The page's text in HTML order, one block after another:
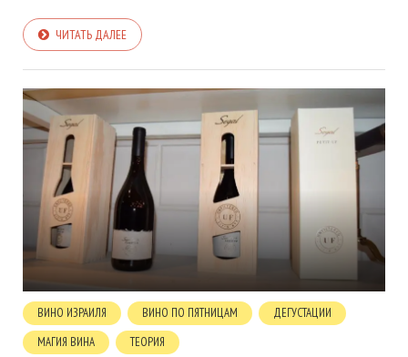
ЧИТАТЬ ДАЛЕЕ
ВИНО ИЗРАИЛЯ ВИНО ПО ПЯТНИЦАМ
ДЕГУСТАЦИИ
МАГИЯ ВИНА
ТЕОРИЯ